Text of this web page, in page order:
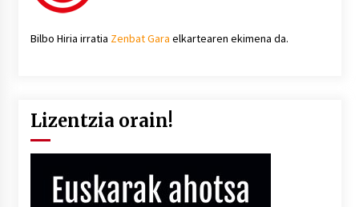
Bilbo Hiria irratia Zenbat Gara elkartearen ekimena da.
Lizentzia orain!